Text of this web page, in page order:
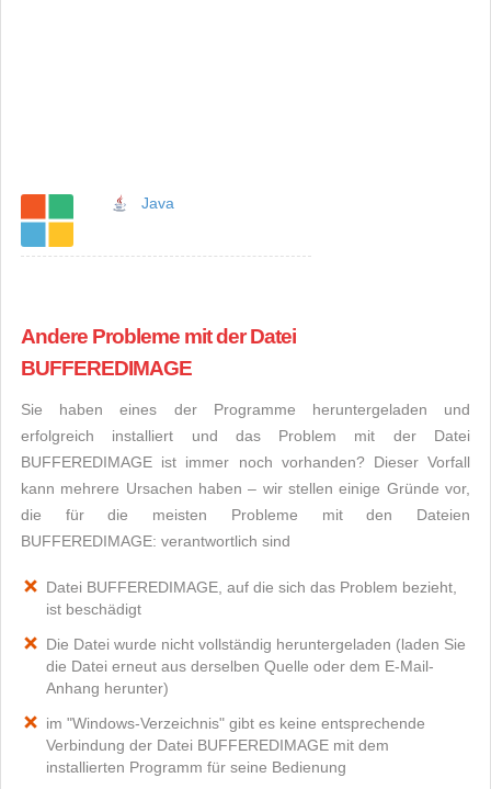
Java
Andere Probleme mit der Datei
BUFFEREDIMAGE
Sie haben eines der Programme heruntergeladen und
erfolgreich installiert und das Problem mit der Datei
BUFFEREDIMAGE ist immer noch vorhanden? Dieser Vorfall
kann mehrere Ursachen haben – wir stellen einige Gründe vor,
die für die meisten Probleme mit den Dateien
BUFFEREDIMAGE: verantwortlich sind
Datei BUFFEREDIMAGE, auf die sich das Problem bezieht,
ist beschädigt
Die Datei wurde nicht vollständig heruntergeladen (laden Sie
die Datei erneut aus derselben Quelle oder dem E-Mail-
Anhang herunter)
im "Windows-Verzeichnis" gibt es keine entsprechende
Verbindung der Datei BUFFEREDIMAGE mit dem
installierten Programm für seine Bedienung